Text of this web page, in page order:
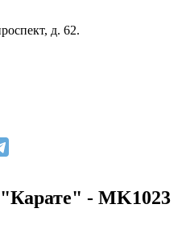
д. 62.
- MK1023